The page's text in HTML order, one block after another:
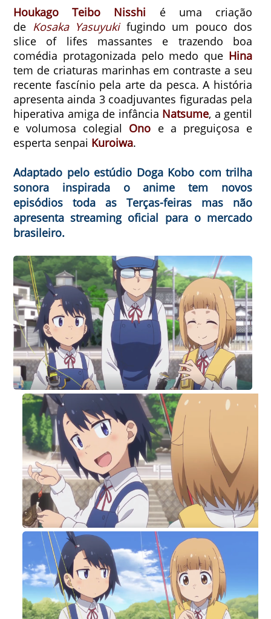
Houkago Teibo Nisshi é uma criação
de Kosaka Yasuyukifugindo um pouco dos
slice of lifes massantes e trazendo boa
comédia protagonizada pelo medo que Hina
tem de criaturas marinhas em contraste a seu
recente fascínio pela arte da pesca. A história
apresenta ainda 3 coadjuvantes figuradas pela
hiperativa amiga de infância Natsume, a gentil
e volumosa colegial Ono e a preguiçosa e
esperta senpai Kuroiwa.
Adaptado pelo estúdio Doga Kobo com trilha
sonora inspirada o anime tem novos
episódios toda as Terças-feiras mas não
apresenta streaming oficial para o mercado
brasileiro.